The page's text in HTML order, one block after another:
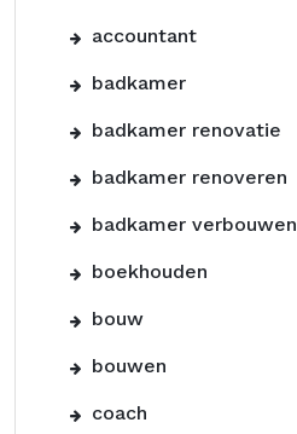
accountant
badkamer
badkamer renovatie
badkamer renoveren
badkamer verbouwen
boekhouden
bouw
bouwen
coach